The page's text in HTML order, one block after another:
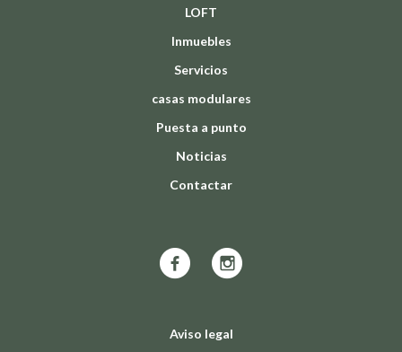
LOFT
Inmuebles
Servicios
casas modulares
Puesta a punto
Noticias
Contactar
Aviso legal